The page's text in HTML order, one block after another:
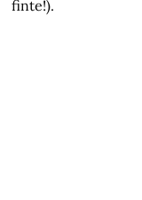
finte!).